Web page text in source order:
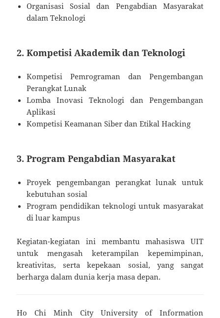
Organisasi Sosial dan Pengabdian Masyarakat
dalam Teknologi
2. Kompetisi Akademik dan Teknologi
Kompetisi Pemrograman dan Pengembangan
Perangkat Lunak
Lomba Inovasi Teknologi dan Pengembangan
Aplikasi
Kompetisi Keamanan Siber dan Etikal Hacking
3. Program Pengabdian Masyarakat
Proyek pengembangan perangkat lunak untuk
kebutuhan sosial
Program pendidikan teknologi untuk masyarakat
di luar kampus
Kegiatan-kegiatan ini membantu mahasiswa UIT
untuk mengasah keterampilan kepemimpinan,
kreativitas, serta kepekaan sosial, yang sangat
berharga dalam dunia kerja masa depan.
Ho Chi Minh City University of Information